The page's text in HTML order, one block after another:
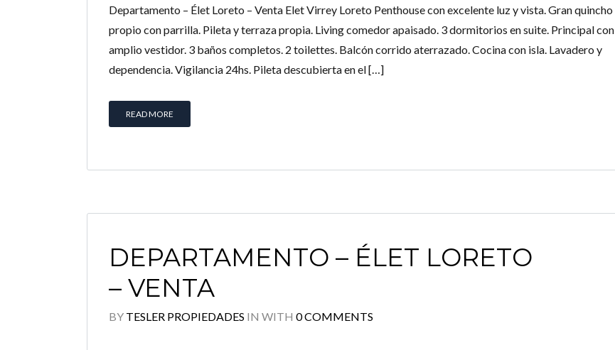
Departamento – Élet Loreto – Venta Elet Virrey Loreto Penthouse con excelente luz y vista. Gran quincho
propio con parrilla. Pileta y terraza propia. Living comedor apaisado. 3 dormitorios en suite. Principal con
amplio vestidor. 3 baños completos. 2 toilettes. Balcón corrido aterrazado. Cocina con isla. Lavadero y
dependencia. Vigilancia 24hs. Pileta descubierta en el […]
READ MORE
DEPARTAMENTO – ÉLET LORETO
– VENTA
BY TESLER PROPIEDADES IN WITH 0 COMMENTS